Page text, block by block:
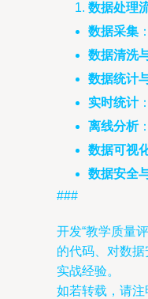
数据处理
数据采集
数据清洗
数据统计
实时统计
离线分析
数据可视
数据安全
###
开发“教学质量
的代码、对数
实战经验。
如若转载，请注